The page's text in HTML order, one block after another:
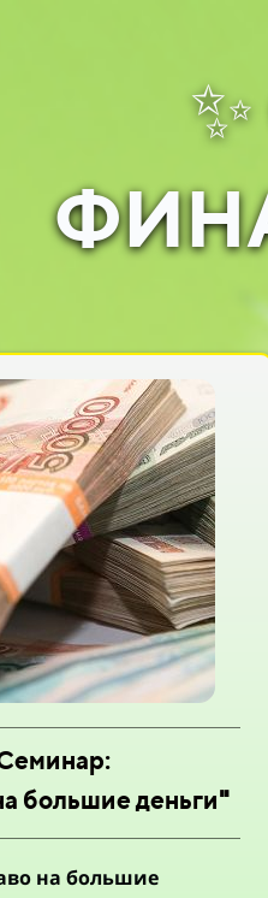
большие деньги"
на большие